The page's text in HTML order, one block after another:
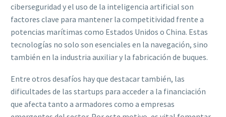
ciberseguridad y el uso de la inteligencia artificial son
factores clave para mantener la competitividad frente a
potencias marítimas como Estados Unidos o China. Estas
tecnologías no solo son esenciales en la navegación, sino
también en la industria auxiliar y la fabricación de buques.
Entre otros desafíos hay que destacar también, las
dificultades de las startups para acceder a la financiación
que afecta tanto a armadores como a empresas